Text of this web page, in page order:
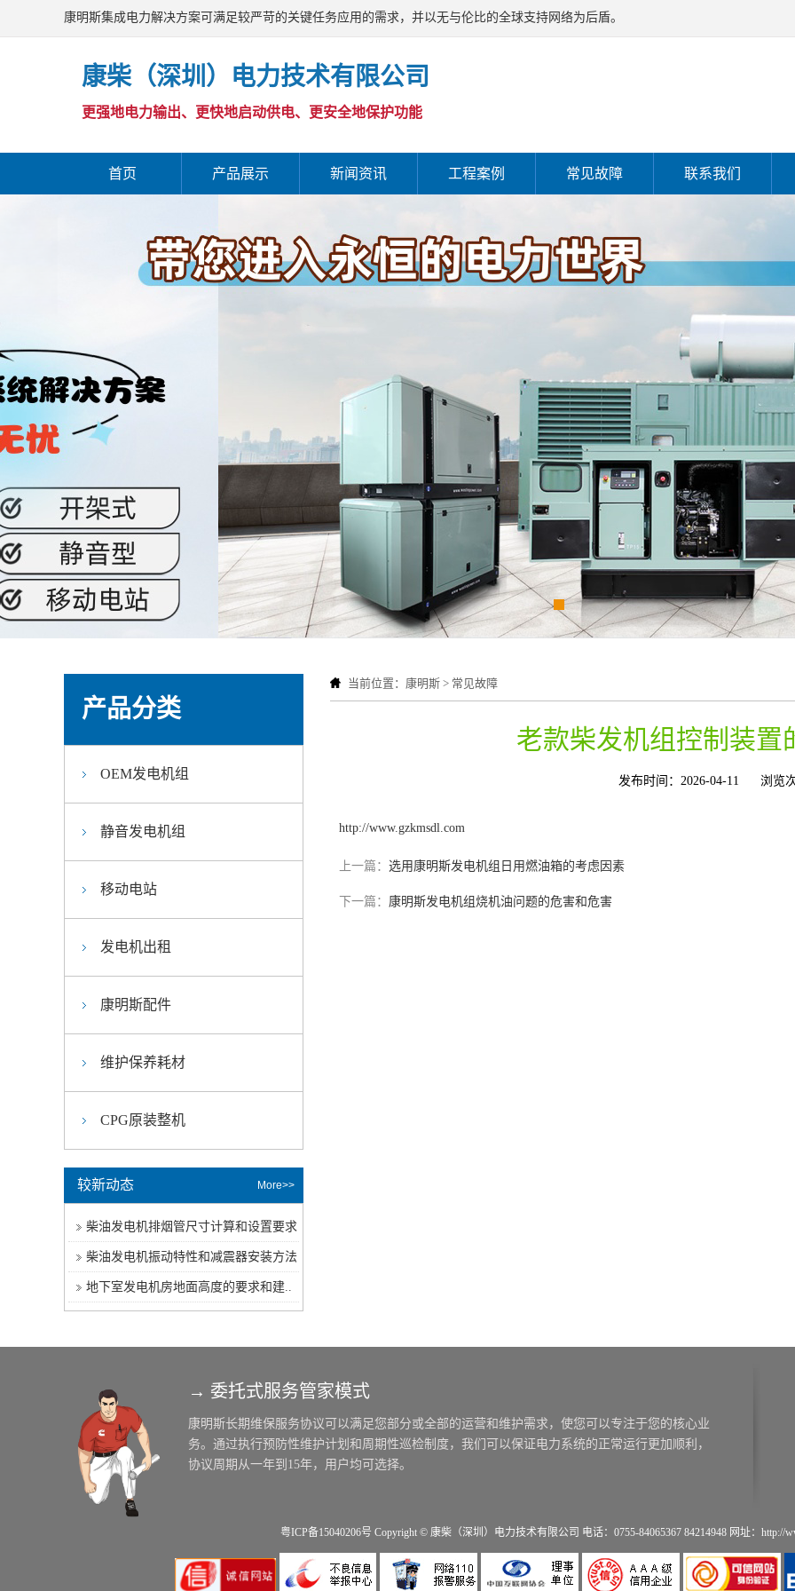
康明斯集成电力解决方案可满足较严苛的关键任务应用的需求，并以无与伦比的全球支持网络为后盾。
康柴（深圳）电力技术有限公司
更强地电力输出、更快地启动供电、更安全地保护功能
首页 产品展示 新闻资讯 工程案例 常见故障 联系我们
当前位置： 康明斯 > 常见故障
老款柴发机组控制装置
发布时间：2026-04-11 浏览
http://www.gzkmsdl.com
上一篇： 选用康明斯发电机组日用燃油箱的考虑因素
下一篇： 康明斯发电机组烧机油问题的危害和危害
产品分类
OEM发电机组
静音发电机组
移动电站
发电机出租
康明斯配件
维护保养耗材
CPG原装整机
较新动态 More>>
柴油发电机排烟管尺寸计算和设置要求
柴油发电机振动特性和减震器安装方法
地下室发电机房地面高度的要求和建..
→ 委托式服务管家模式
粤ICP备15040206号 Copyright © 康柴（深圳）电力技术有限公司 电话：0755-84065367 84214948 网址：http://